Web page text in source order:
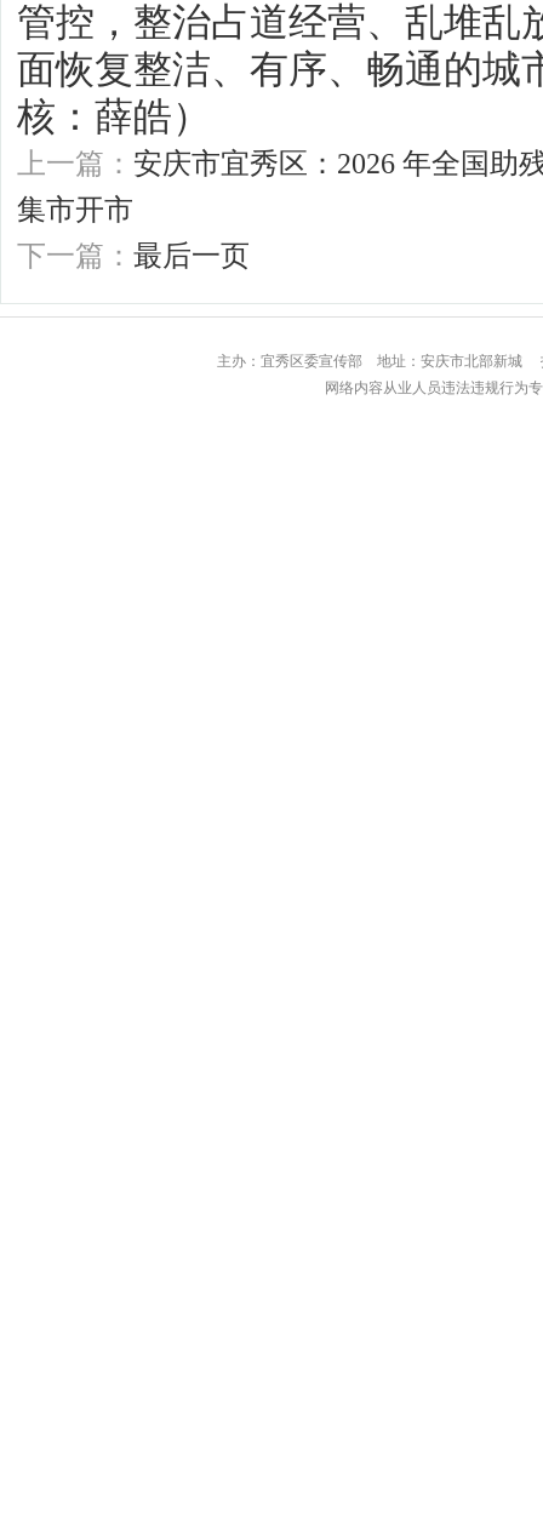
管控，整治占道经营、乱堆乱
面恢复整洁、有序、畅通的城
核：薛皓）
上一篇： 安庆市宜秀区：2026 年全国助
集市开市
下一篇： 最后一页
主办：宜秀区委宣传部 地址：安庆市北
网络内容从业人员违法违规行